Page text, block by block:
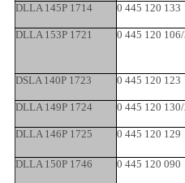
DLLA 145P 1714 0 445 120 133
DLLA 153P 1721 0 445 120
DSLA 140P 1723 0 445 120 123
DLLA 149P 1724 0 445 120
DLLA 146P 1725 0 445 120 129
DLLA 150P 1746 0 445 120 090